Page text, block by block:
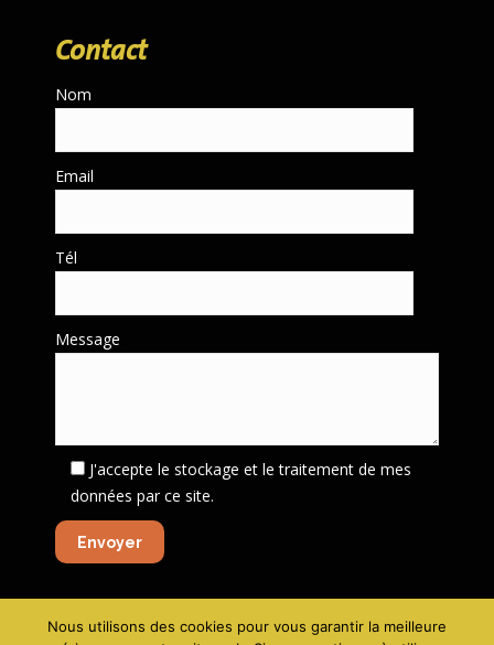
Contact
Nom
Email
Tél
Message
J'accepte le stockage et le traitement de mes
données par ce site.
Mentions légales - Politique de confidentialité-Création site
Nous utilisons des cookies pour vous garantir la meilleure